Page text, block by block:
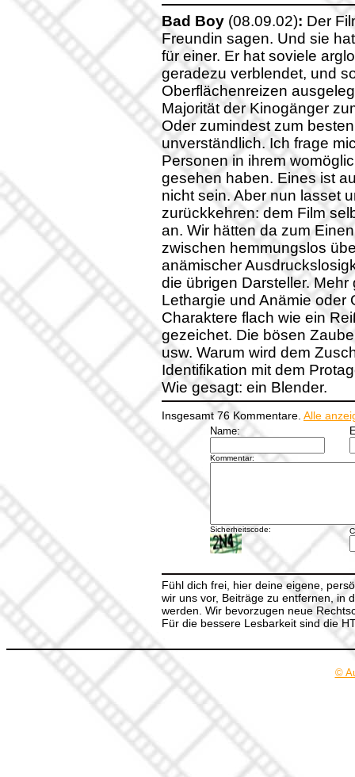
Bad Boy (08.09.02): Der
Freundin sagen. Und sie
für einer. Er hat soviele
geradezu verblendet, und
Oberflächenreizen
Majorität der Kinogänger
Oder zumindest zum
unverständlich. Ich frage
Personen in ihrem
gesehen haben. Eines ist
nicht sein. Aber nun lasset
zurückkehren: dem Film
an. Wir hätten da zum
zwischen hemmungslos
anämischer
die übrigen Darsteller.
Lethargie und Anämie oder
Charaktere flach wie ein
gezeichet. Die bösen
usw. Warum wird dem
Identifikation mit dem
Wie gesagt: ein Blender.
Insgesamt 76 Kommentare. Alle
Name:
Kommentar:
Sicherheitscode:
Fühl dich frei, hier deine eigene,
wir uns vor, Beiträge zu entfernen, in
werden. Wir bevorzugen neue
Für die bessere Lesbarkeit sind die
©